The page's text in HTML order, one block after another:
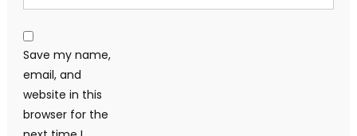
Save my name,
email, and
website in this
browser for the